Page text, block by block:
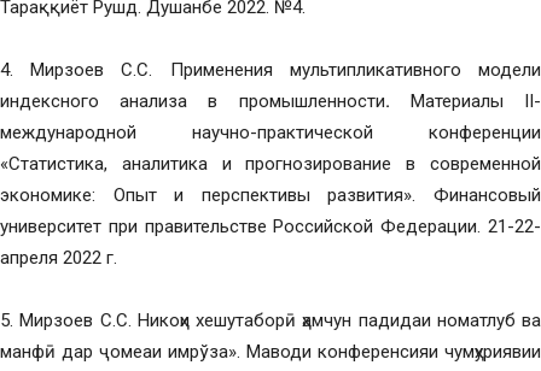
Тараққиёт Рушд. Душанбе 2022. №4.
4. Мирзоев С.С. Применения мультипликативного модели
индексного анализа в промышленности. Материалы II-
международной научно-практической конференции
«Статистика, аналитика и прогнозирование в современной
экономике: Опыт и перспективы развития». Финансовый
университет при правительстве Российской Федерации. 21-22-
апреля 2022 г.
5. Мирзоев С.С. Никоҳи хешутаборӣ ҳамчун падидаи номатлуб ва
манфӣ дар ҷомеаи имрўза». Маводи конференсияи чумҳуриявии